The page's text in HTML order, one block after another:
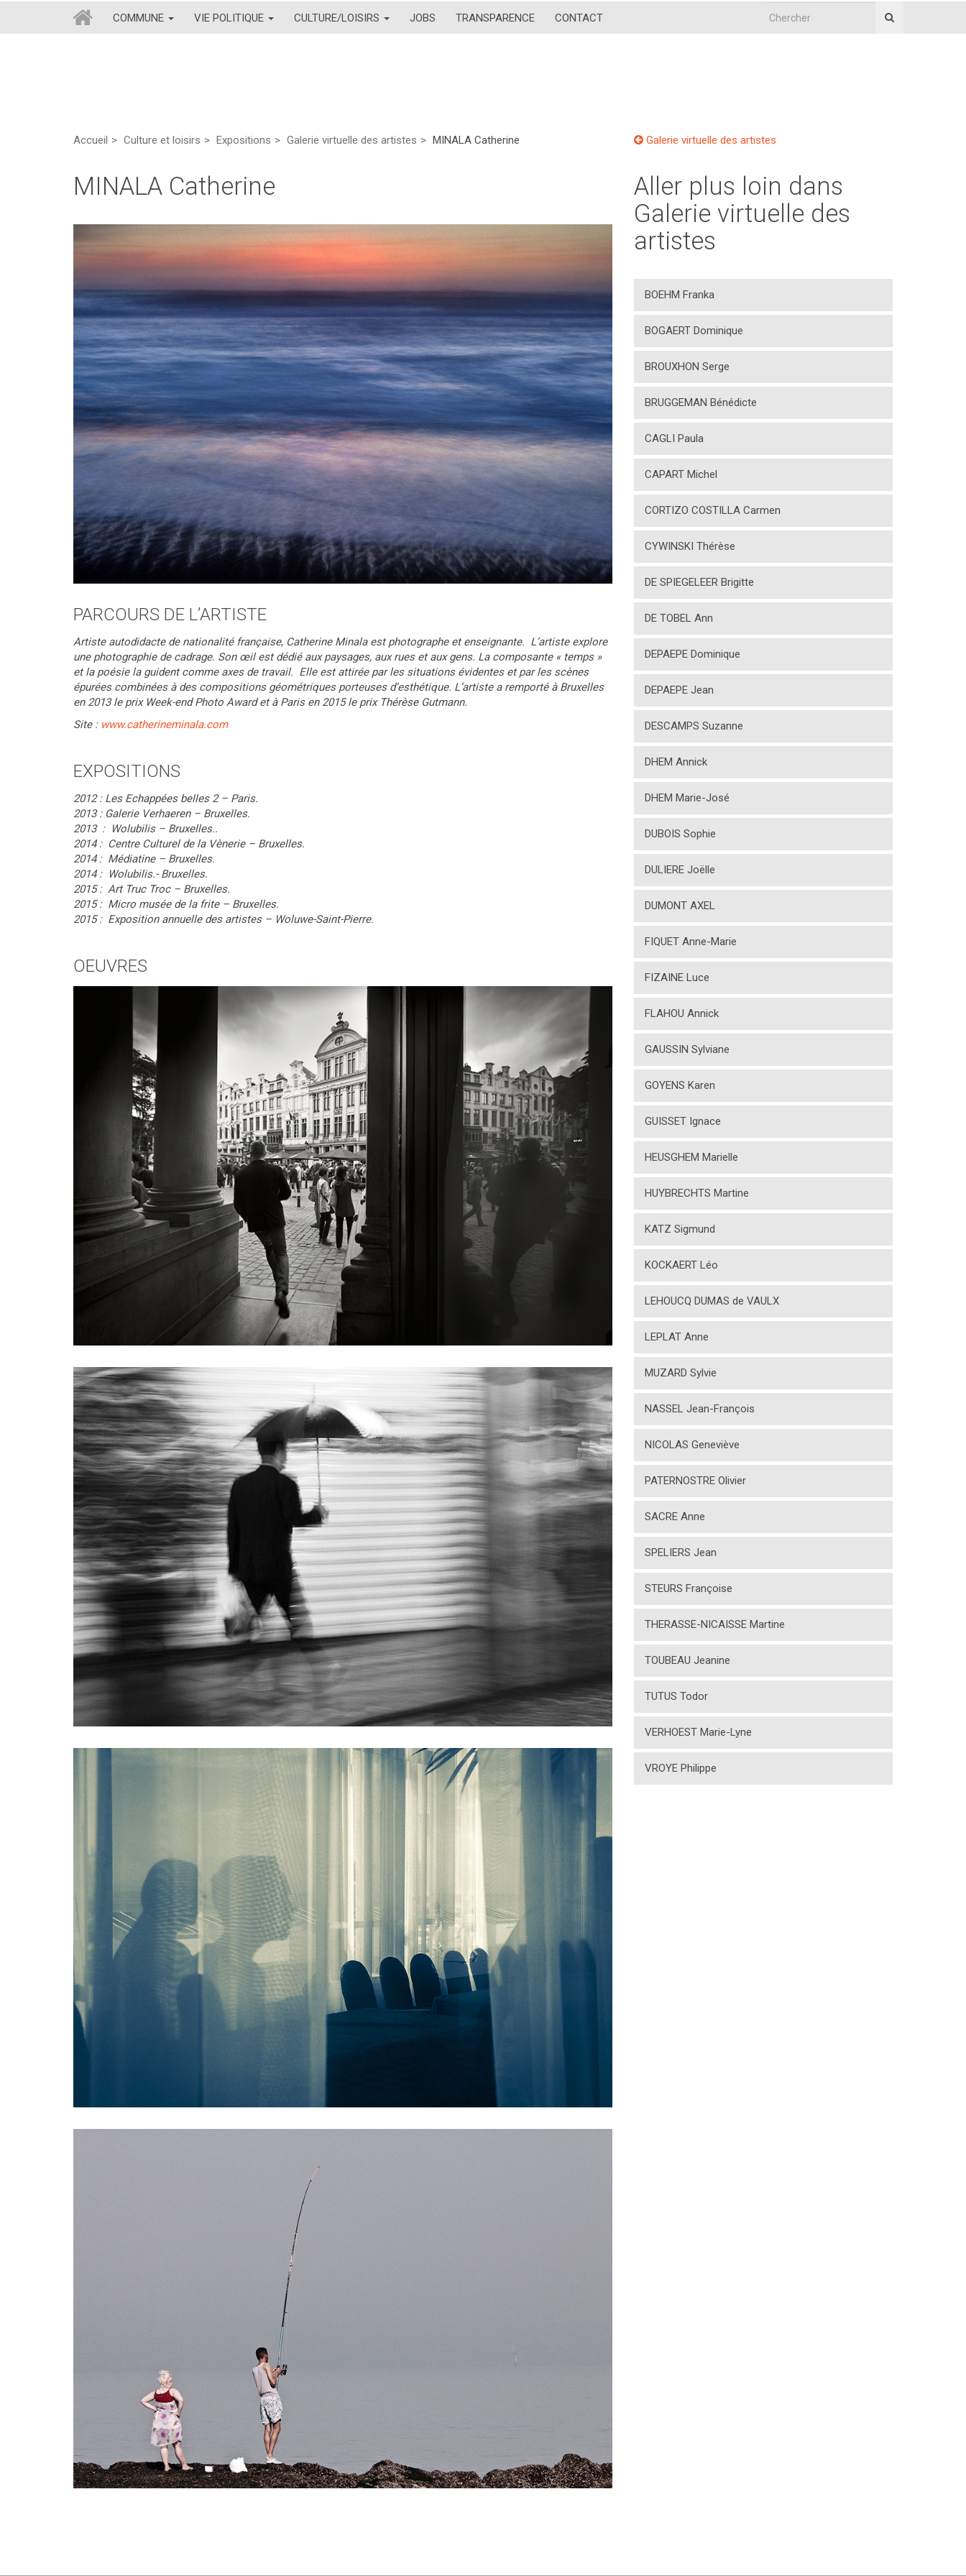
COMMUNE VIE POLITIQUE CULTURE/LOISIRS JOBS TRANSPARENCE CONTACT
Accueil Culture et loisirs Expositions Galerie virtuelle des artistes MINALA Catherine Galerie virtuelle des artistes
MINALA Catherine
PARCOURS DE L’ARTISTE
Artiste autodidacte de nationalité française, Catherine Minala est photographe et enseignante. L’artiste explore
une photographie de cadrage. Son œil est dédié aux paysages, aux rues et aux gens. La composante « temps »
et la poésie la guident comme axes de travail. Elle est attirée par les situations évidentes et par les scènes
épurées combinées à des compositions géométriques porteuses d’esthétique. L’artiste a remporté à Bruxelles
en 2013 le prix Week-end Photo Award et à Paris en 2015 le prix Thérèse Gutmann.
Site : www.catherineminala.com
EXPOSITIONS
2012 : Les Echappées belles 2 – Paris.
2013 : Galerie Verhaeren – Bruxelles.
2013 : Wolubilis – Bruxelles..
2014 : Centre Culturel de la Vènerie – Bruxelles.
2014 : Médiatine – Bruxelles.
2014 : Wolubilis.- Bruxelles.
2015 : Art Truc Troc – Bruxelles.
2015 : Micro musée de la frite – Bruxelles.
2015 : Exposition annuelle des artistes – Woluwe-Saint-Pierre.
OEUVRES
Aller plus loin dans
Galerie virtuelle des
artistes
BOEHM Franka
BOGAERT Dominique
BROUXHON Serge
BRUGGEMAN Bénédicte
CAGLI Paula
CAPART Michel
CORTIZO COSTILLA Carmen
CYWINSKI Thérèse
DE SPIEGELEER Brigitte
DE TOBEL Ann
DEPAEPE Dominique
DEPAEPE Jean
DESCAMPS Suzanne
DHEM Annick
DHEM Marie-José
DUBOIS Sophie
DULIERE Joëlle
DUMONT AXEL
FIQUET Anne-Marie
FIZAINE Luce
FLAHOU Annick
GAUSSIN Sylviane
GOYENS Karen
GUISSET Ignace
HEUSGHEM Marielle
HUYBRECHTS Martine
KATZ Sigmund
KOCKAERT Léo
LEHOUCQ DUMAS de VAULX
LEPLAT Anne
MUZARD Sylvie
NASSEL Jean-François
NICOLAS Geneviève
PATERNOSTRE Olivier
SACRE Anne
SPELIERS Jean
STEURS Françoise
THERASSE-NICAISSE Martine
TOUBEAU Jeanine
TUTUS Todor
VERHOEST Marie-Lyne
VROYE Philippe